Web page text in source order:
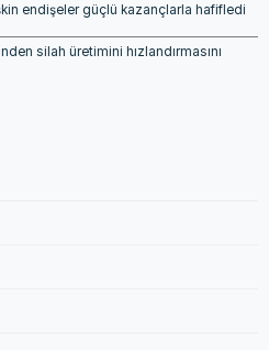
endişeler güçlü kazançlarla hafifledi
silah üretimini hızlandırmasını